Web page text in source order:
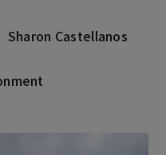
Sharon Castellanos